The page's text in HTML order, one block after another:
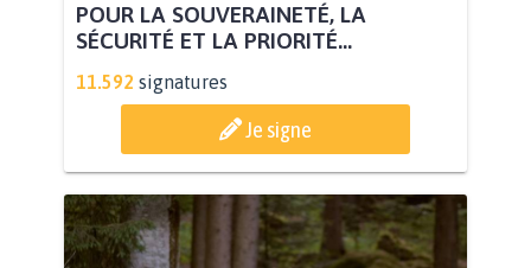
POUR LA SOUVERAINETÉ, LA
SÉCURITÉ ET LA PRIORITÉ...
11.592 signatures
Je signe